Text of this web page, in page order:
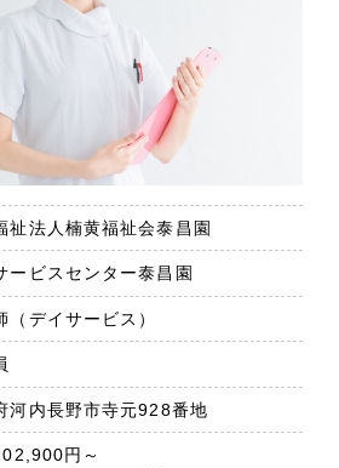
祉法人楠黄福祉会泰昌園
ービスセンター泰昌園
（デイサービス）
河内長野市寺元928番地
円～